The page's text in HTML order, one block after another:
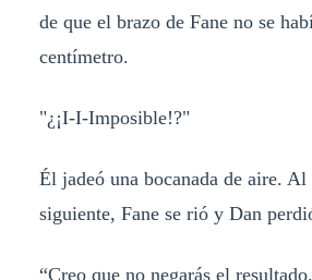
de que el brazo de Fane no se
centímetro.
"¿¡I-I-Imposible!?"
Él jadeó una bocanada de aire. Al
siguiente, Fane se rió y Dan
“Creo que no negarás el